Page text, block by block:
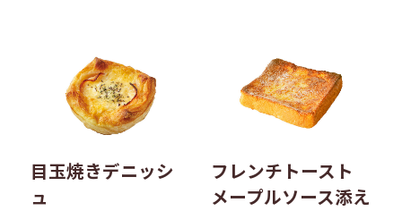
目玉焼きデニッシ
ュ
フレンチトースト
メープルソース添え